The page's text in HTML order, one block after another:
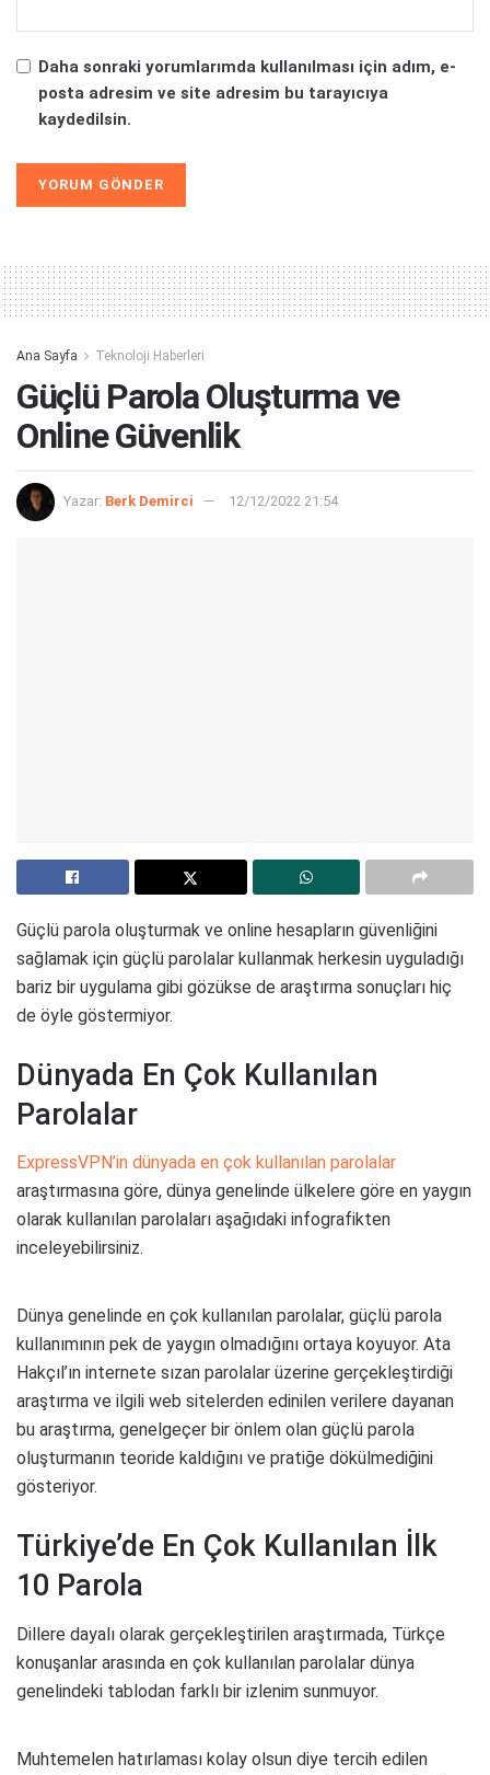
Daha sonraki yorumlarımda kullanılması için adım, e-
posta adresim ve site adresim bu tarayıcıya
kaydedilsin.
Ana Sayfa Teknoloji Haberleri
Güçlü Parola Oluşturma ve
Online Güvenlik
Yazar: Berk Demirci 12/12/2022 21:54
Güçlü parola oluşturmak ve online hesapların güvenliğini
sağlamak için güçlü parolalar kullanmak herkesin uyguladığı
bariz bir uygulama gibi gözükse de araştırma sonuçları hiç
de öyle göstermiyor.
Dünyada En Çok Kullanılan
Parolalar
ExpressVPN’in dünyada en çok kullanılan parolalar
araştırmasına göre, dünya genelinde ülkelere göre en yaygın
olarak kullanılan parolaları aşağıdaki infografikten
inceleyebilirsiniz.
Dünya genelinde en çok kullanılan parolalar, güçlü parola
kullanımının pek de yaygın olmadığını ortaya koyuyor. Ata
Hakçıl’ın internete sızan parolalar üzerine gerçekleştirdiği
araştırma ve ilgili web sitelerden edinilen verilere dayanan
bu araştırma, genelgeçer bir önlem olan güçlü parola
oluşturmanın teoride kaldığını ve pratiğe dökülmediğini
gösteriyor.
Türkiye’de En Çok Kullanılan İlk
10 Parola
Dillere dayalı olarak gerçekleştirilen araştırmada, Türkçe
konuşanlar arasında en çok kullanılan parolalar dünya
genelindeki tablodan farklı bir izlenim sunmuyor.
Muhtemelen hatırlaması kolay olsun diye tercih edilen